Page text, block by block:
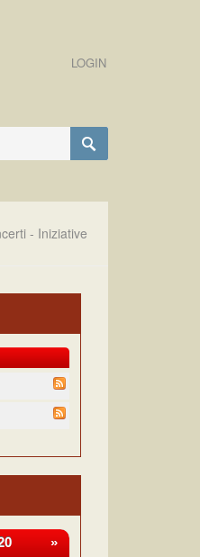
LOGIN
- Iniziative
»